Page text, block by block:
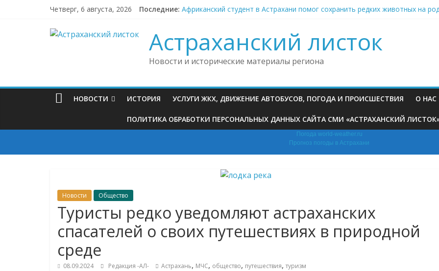
Четверг, 6 августа, 2026 Последние: Африканский студент в Астрахани помог сохранить редких животных на
В Астрахани организуют модное дефиле для домашних питомцев
В районной больнице под Астраханью ввели особый режим из‑за трещин в
Астраханский листок
Новости и исторические материалы региона
НОВОСТИ ИСТОРИЯ УСЛУГИ ЖКХ, ДВИЖЕНИЕ АВТОБУСОВ, ПОГОДА И ПРОИСШЕСТВИЯ О НАС
ПОЛИТИКА ОБРАБОТКИ ПЕРСОНАЛЬНЫХ ДАННЫХ САЙТА СМИ «АСТРАХАНСКИЙ ЛИСТОК»
Погода world-weather.ru
Прогноз погоды в Астрахани
Новости Общество
Туристы редко уведомляют астраханских
спасателей о своих путешествиях в природной
среде
08.09.2024 Редакция -АЛ- Астрахань, МЧС, общество, путешествия, туризм